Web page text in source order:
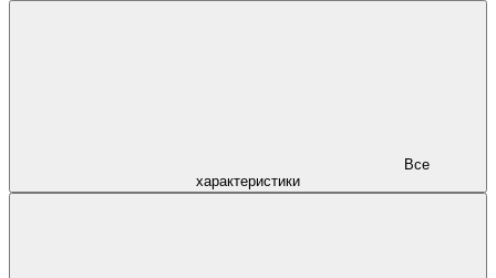
характеристики